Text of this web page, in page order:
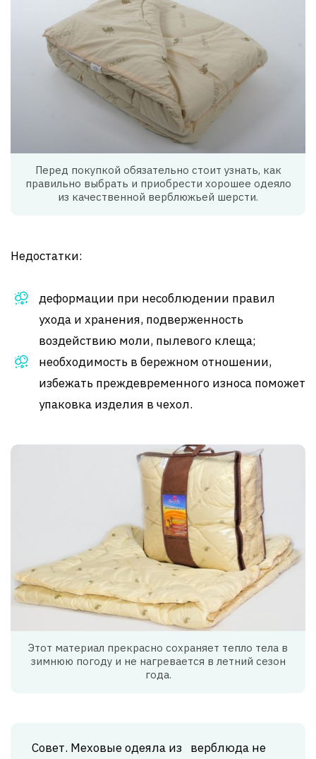
Перед покупкой обязательно стоит узнать, как
правильно выбрать и приобрести хорошее одеяло
из качественной верблюжьей шерсти.
Недостатки:
деформации при несоблюдении правил
ухода и хранения, подверженность
воздействию моли, пылевого клеща;
необходимость в бережном отношении,
избежать преждевременного износа поможет
упаковка изделия в чехол.
Этот материал прекрасно сохраняет тепло тела в
зимнюю погоду и не нагревается в летний сезон
года.
Совет. Меховые одеяла из верблюда не